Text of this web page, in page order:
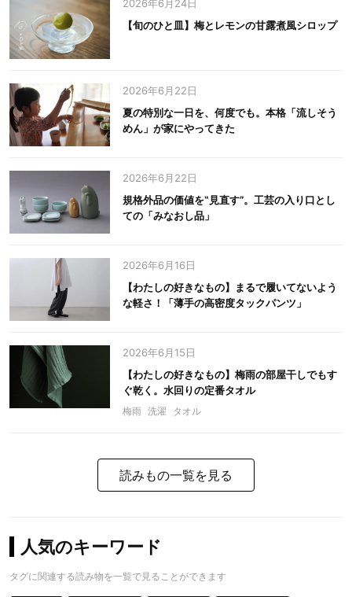
2026年6月24日
【旬のひと皿】梅とレモンの甘露煮風シロップ
2026年6月22日
夏の特別な一日を、何度でも。本格「流しそう
めん」が家にやってきた
2026年6月22日
規格外品の価値を‟見直す”。工芸の入り口とし
ての「みなおし品」
2026年6月16日
【わたしの好きなもの】まるで履いてないよう
な軽さ！「薄手の高密度タックパンツ」
2026年6月15日
【わたしの好きなもの】梅雨の部屋干しでもす
ぐ乾く。水回りの定番タオル
梅雨 洗濯 タオル
読みもの一覧を見る
人気のキーワード
タグに関連する読み物を一覧で見ることができます